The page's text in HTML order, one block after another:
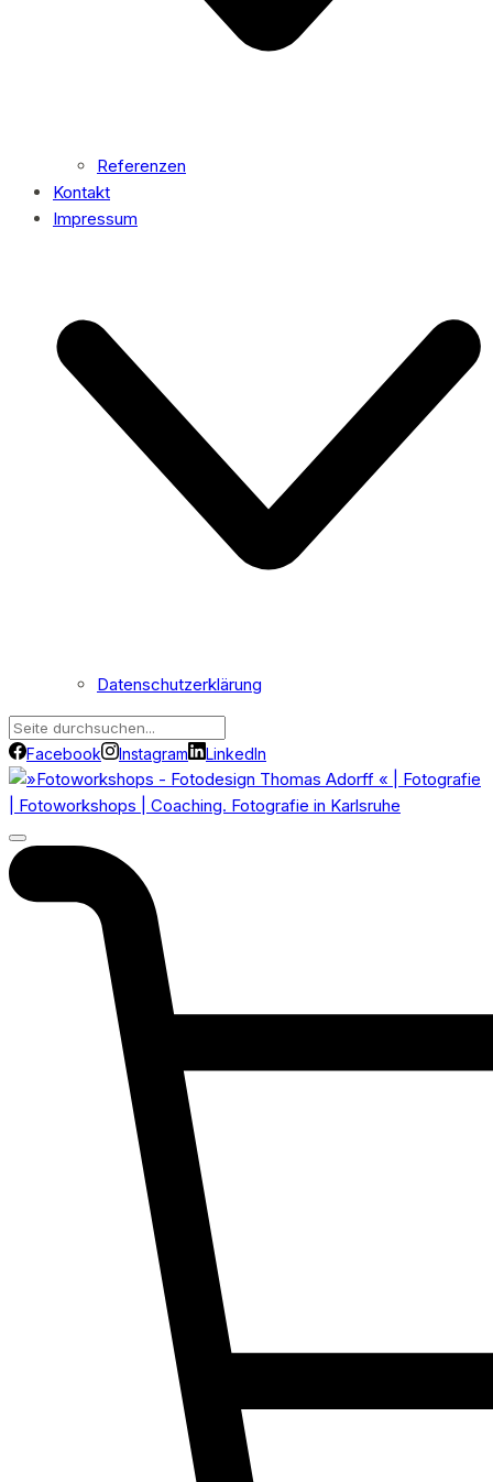
Referenzen
Kontakt
Impressum
Datenschutzerklärung
Facebook Instagram LinkedIn